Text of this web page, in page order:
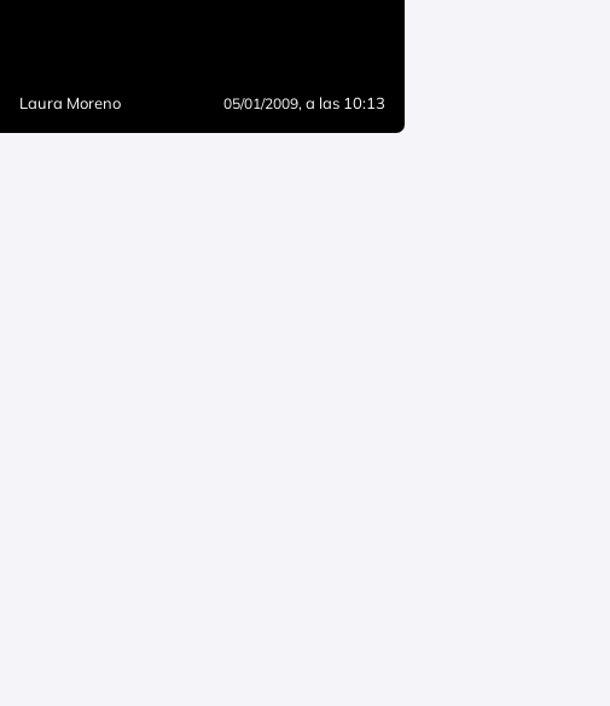
Laura Moreno 05/01/2009, a las 10:13